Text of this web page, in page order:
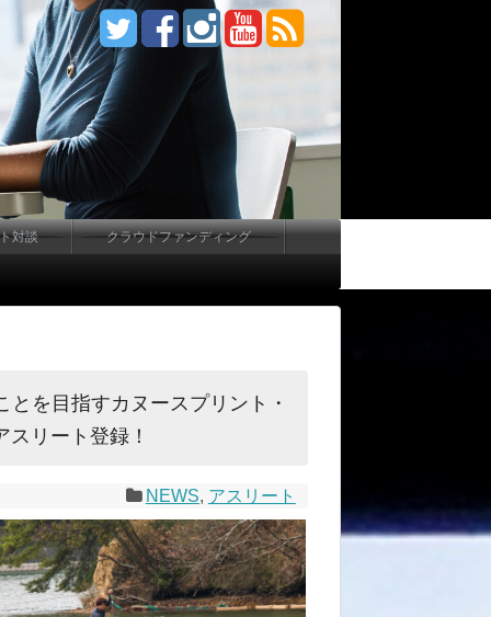
対談 クラウドファンディング
を目指すカヌースプリント・
リート登録！
NEWS, アスリート